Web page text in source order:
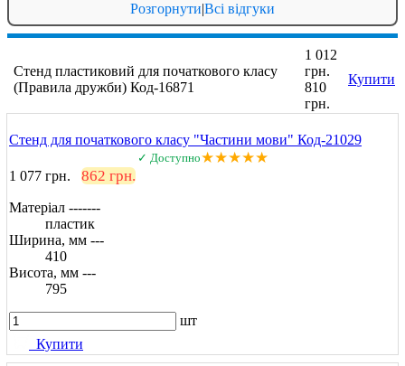
6 серпня 2026 р.★★★★☆
Валентина Петрівна, директор: Замовляли комплект
стендів з техніки безпеки. Все на найвищому рівні,
вчителі та учні задоволені!
Розгорнути|Всі відгуки
Стенд пластиковий для початкового класу
(Правила дружби) Код-16871
1 012
грн.
810
грн.
Купити
Стенд для початкового класу "Частини мови" Код-21029
✓ Доступно★★★★★
1 077 грн. 862 грн.
Матеріал -------
пластик
Ширина, мм ---
410
Висота, мм ---
795
шт
Купити